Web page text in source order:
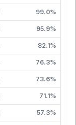
99.0%
95.9%
82.1%
76.3%
73.6%
71.1%
57.3%